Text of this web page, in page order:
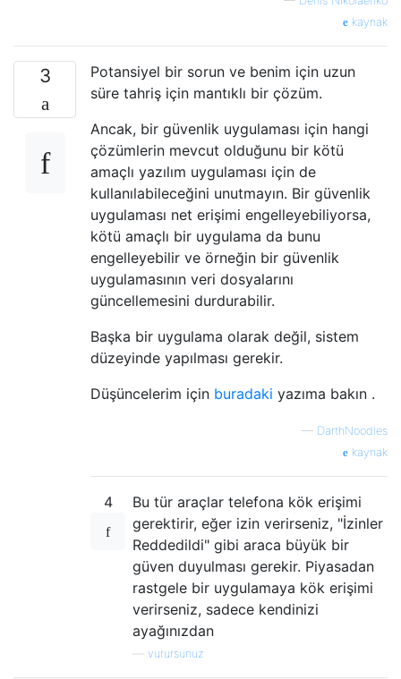
kaynak
3
Potansiyel bir sorun ve benim için uzun
süre tahriş için mantıklı bir çözüm.
Ancak, bir güvenlik uygulaması için hangi
çözümlerin mevcut olduğunu bir kötü
amaçlı yazılım uygulaması için de
kullanılabileceğini unutmayın. Bir güvenlik
uygulaması net erişimi engelleyebiliyorsa,
kötü amaçlı bir uygulama da bunu
engelleyebilir ve örneğin bir güvenlik
uygulamasının veri dosyalarını
güncellemesini durdurabilir.
Başka bir uygulama olarak değil, sistem
düzeyinde yapılması gerekir.
Düşüncelerim için buradaki yazıma bakın .
— DarthNoodles
kaynak
4
Bu tür araçlar telefona kök erişimi
gerektirir, eğer izin verirseniz, "İzinler
Reddedildi" gibi araca büyük bir
güven duyulması gerekir. Piyasadan
rastgele bir uygulamaya kök erişimi
verirseniz, sadece kendinizi
ayağınızdan
vurursunuz